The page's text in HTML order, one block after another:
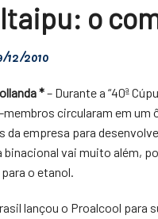
o
12/2010
*– Durante a “40ª
membros circularam em
empresa para
binacional vai muito além,
o etanol.
lançou o Proalcool